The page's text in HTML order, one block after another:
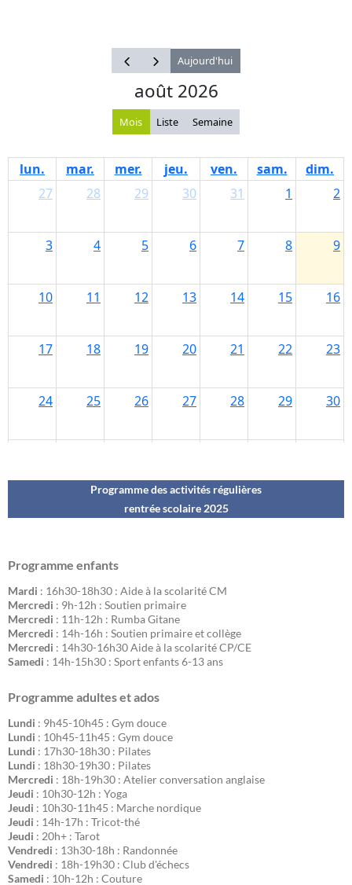
Programme des activités régulières
rentrée scolaire 2025
Programme enfants
Mardi : 16h30-18h30 : Aide à la scolarité CM
Mercredi : 9h-12h : Soutien primaire
Mercredi : 11h-12h : Rumba Gitane
Mercredi : 14h-16h : Soutien primaire et collège
Mercredi : 14h30-16h30 Aide à la scolarité CP/CE
Samedi : 14h-15h30 : Sport enfants 6-13 ans
Programme adultes et ados
Lundi : 9h45-10h45 : Gym douce
Lundi : 10h45-11h45 : Gym douce
Lundi : 17h30-18h30 : Pilates
Lundi : 18h30-19h30 : Pilates
Mercredi : 18h-19h30 : Atelier conversation anglaise
Jeudi : 10h30-12h : Yoga
Jeudi : 10h30-11h45 : Marche nordique
Jeudi : 14h-17h : Tricot-thé
Jeudi : 20h+ : Tarot
Vendredi : 13h30-18h : Randonnée
Vendredi : 18h-19h30 : Club d'échecs
Samedi : 10h-12h : Couture